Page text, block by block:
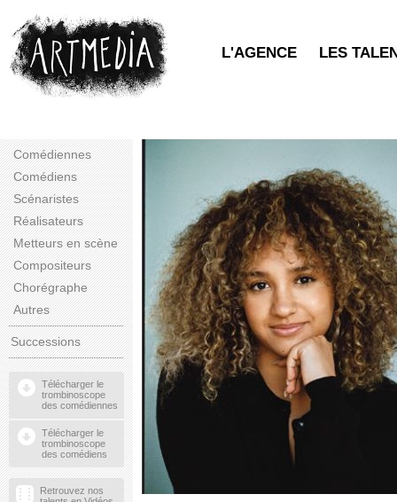
L'AGENCE LES
Comédiennes
Comédiens
Scénaristes
Réalisateurs
Metteurs en scène
Compositeurs
Chorégraphe
Autres
Successions
Télécharger le
trombinoscope
des comédiennes
Télécharger le
trombinoscope
des comédiens
Retrouvez nos